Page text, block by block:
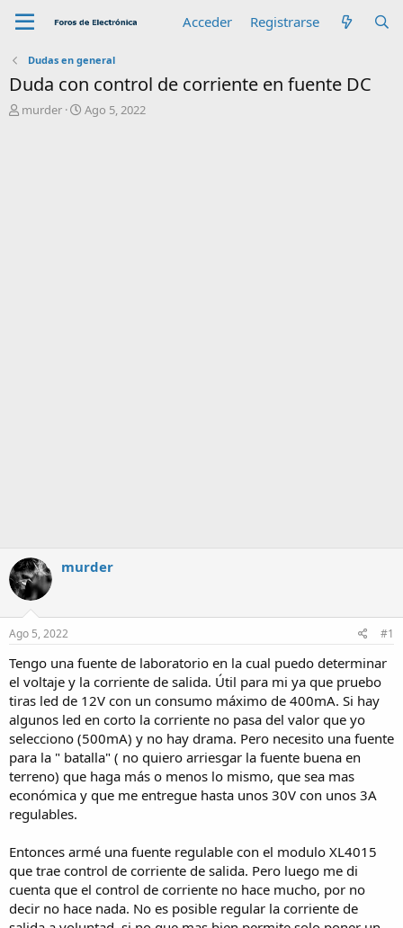
Acceder Registrarse
Dudas en general
Duda con control de corriente en fuente DC
A
murder
F
Ago 5, 2022
murder
Ago 5, 2022 #1
Tengo una fuente de laboratorio en la cual puedo determinar
el voltaje y la corriente de salida. Útil para mi ya que pruebo
tiras led de 12V con un consumo máximo de 400mA. Si hay
algunos led en corto la corriente no pasa del valor que yo
selecciono (500mA) y no hay drama. Pero necesito una fuente
para la " batalla" ( no quiero arriesgar la fuente buena en
terreno) que haga más o menos lo mismo, que sea mas
económica y que me entregue hasta unos 30V con unos 3A
regulables.
Entonces armé una fuente regulable con el modulo XL4015
que trae control de corriente de salida. Pero luego me di
cuenta que el control de corriente no hace mucho, por no
decir no hace nada. No es posible regular la corriente de